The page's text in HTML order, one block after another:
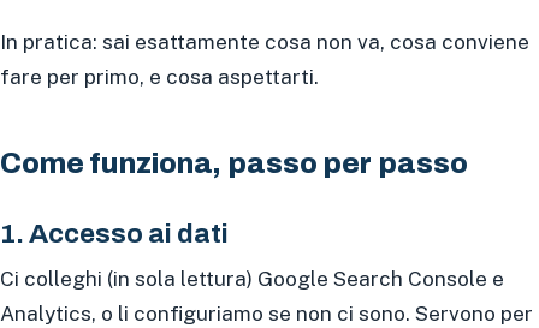
In pratica: sai esattamente cosa non va, cosa conviene
fare per primo, e cosa aspettarti.
Come funziona, passo per passo
1. Accesso ai dati
Ci colleghi (in sola lettura) Google Search Console e
Analytics, o li configuriamo se non ci sono. Servono per